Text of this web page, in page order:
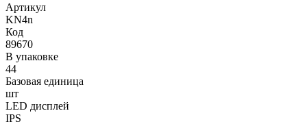
Артикул
KN4n
Код
89670
В упаковке
44
Базовая единица
шт
LED дисплей
IPS